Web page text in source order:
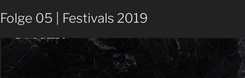
Folge 05 | Festivals 2019